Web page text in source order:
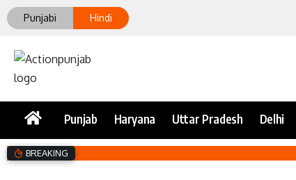
Punjabi Hindi
Punjab Haryana Uttar Pradesh Delhi
BREAKING